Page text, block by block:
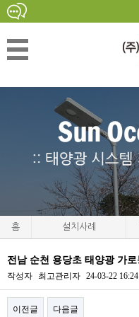
홈 설치사례
전남 순천 용당초 태양광 가로
작성자 최고관리자 24-03-22 16:24
이전글 다음글